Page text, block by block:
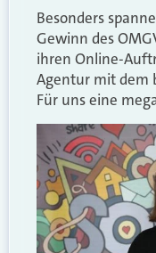
Besonders
Gewinn des
ihren Online-
Agentur mit dem
Für uns eine